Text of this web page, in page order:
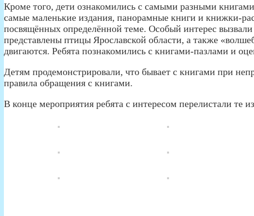
Кроме того, дети ознакомились с самыми разными
самые маленькие издания, панорамные книги и книжки-
посвящённых определённой теме. Особый интерес
представлены птицы Ярославской области, а также
двигаются. Ребята познакомились с книгами-пазлами и
Детям продемонстрировали, что бывает с книгами при
правила обращения с книгами.
В конце мероприятия ребята с интересом перелистали те